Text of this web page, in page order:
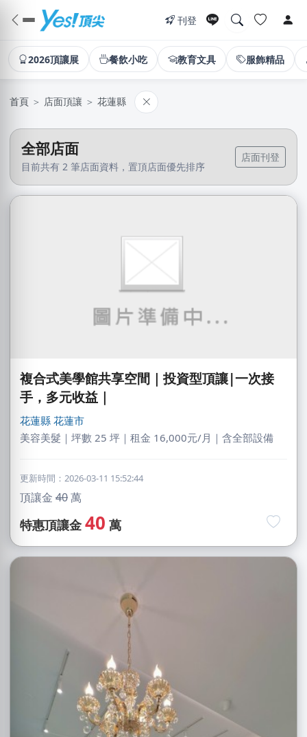
刊登
2026頂讓展 餐飲小吃 教育文具 服飾精品
首頁 ＞ 店面頂讓 ＞ 花蓮縣
全部店面
目前共有 2 筆店面資料，置頂店面優先排序
店面刊登
複合式美學館共享空間｜投資型頂讓|一次接
手，多元收益｜
花蓮縣 花蓮市
美容美髮｜坪數 25 坪｜租金 16,000元/月｜含全部設備
更新時間：2026-03-11 15:52:44
頂讓金 40萬
特惠頂讓金 40 萬